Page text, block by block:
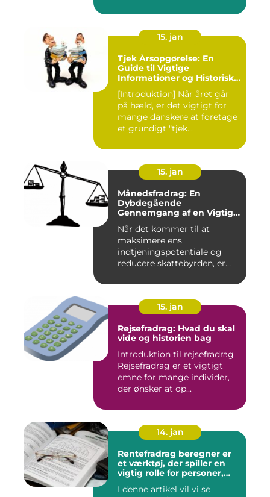
15. jan
Tjek Årsopgørelse: En
Guide til Vigtige
Informationer og Historisk
[Introduktion] Når året går
på hæld, er det vigtigt for
mange danskere at foretage
et grundigt "tjek...
15. jan
Månedsfradrag: En
Dybdegående
Gennemgang af en Vigtig
Finansfolk
Når det kommer til at
maksimere ens
indtjeningspotentiale og
reducere skattebyrden, er
15. jan
Rejsefradrag: Hvad du skal
vide og historien bag
Introduktion til rejsefradrag
Rejsefradrag er et vigtigt
emne for mange individer,
der ønsker at op...
14. jan
Rentefradrag beregner er
et værktøj, der spiller en
vigtig rolle for personer,
optimere deres
I denne artikel vil vi se